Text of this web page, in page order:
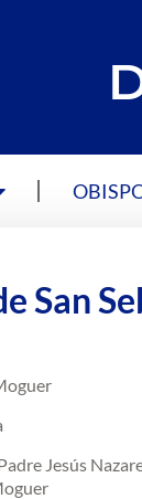
San
Jesús